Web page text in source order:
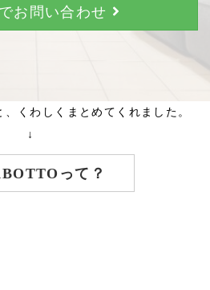
お問い合わせ
くわしくまとめてくれました。
↓
って？